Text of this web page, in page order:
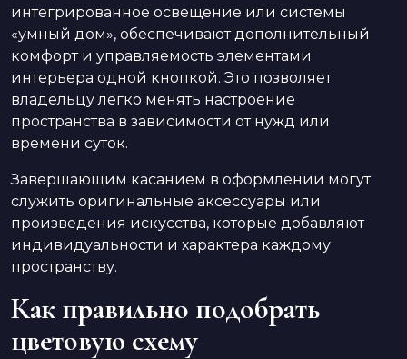
интегрированное освещение или системы
«умный дом», обеспечивают дополнительный
комфорт и управляемость элементами
интерьера одной кнопкой. Это позволяет
владельцу легко менять настроение
пространства в зависимости от нужд или
времени суток.
Завершающим касанием в оформлении могут
служить оригинальные аксессуары или
произведения искусства, которые добавляют
индивидуальности и характера каждому
пространству.
Как правильно подобрать
цветовую схему